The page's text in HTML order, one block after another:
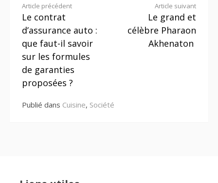
réforme de la
Ligue 1 de
football
calculs qui font
la difference
Lire
la
suite
Article précédent
Le contrat
d’assurance auto :
que faut-il savoir
sur les formules
de garanties
proposées ?
Article suivant
Le grand et
célèbre Pharaon
Akhenaton
Publié dans Cuisine, Société